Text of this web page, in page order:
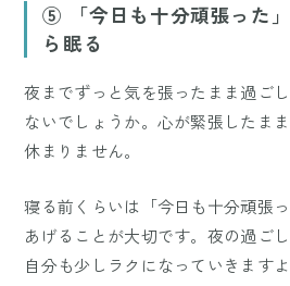
⑤ 「今日も十分頑張った
ら眠る
夜までずっと気を張ったまま過ご
ないでしょうか。心が緊張したま
休まりません。
寝る前くらいは「今日も十分頑張
あげることが大切です。夜の過ご
自分も少しラクになっていきますよ